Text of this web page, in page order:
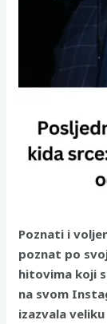
Poznati i
poznat po
hitovima koji
na svom
izazvala